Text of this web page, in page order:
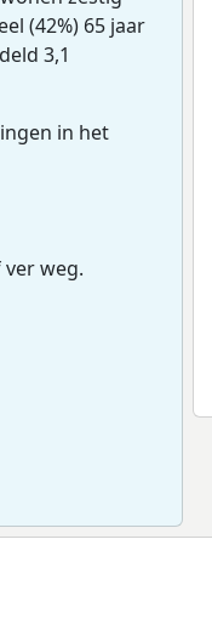
(42%) 65 jaar
3,1
in het
weg.